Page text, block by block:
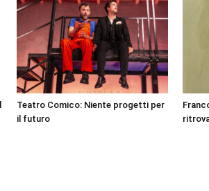
Teatro Comico: Niente progetti per
il futuro